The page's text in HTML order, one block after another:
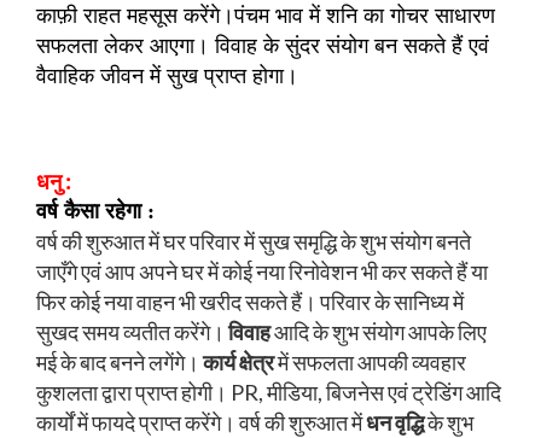
काफ़ी राहत महसूस करेंगे।पंचम भाव में शनि का गोचर साधारण
सफलता लेकर आएगा। विवाह के सुंदर संयोग बन सकते हैं एवं
वैवाहिक जीवन में सुख प्राप्त होगा।
धनु :
वर्ष कैसा रहेगा :
वर्ष की शुरुआत में घर परिवार में सुख समृद्धि के शुभ संयोग बनते
जाएँगे एवं आप अपने घर में कोई नया रिनोवेशन भी कर सकते हैं या
फिर कोई नया वाहन भी खरीद सकते हैं। परिवार के सानिध्य में
सुखद समय व्यतीत करेंगे।विवाहआदि के शुभ संयोग आपके लिए
मई के बाद बनने लगेंगे।कार्य क्षेत्रमें सफलता आपकी व्यवहार
कुशलता द्वारा प्राप्त होगी। PR, मीडिया, बिजनेस एवं ट्रेडिंग आदि
कार्यों में फायदे प्राप्त करेंगे। वर्ष की शुरुआत मेंधन वृद्धिके शुभ